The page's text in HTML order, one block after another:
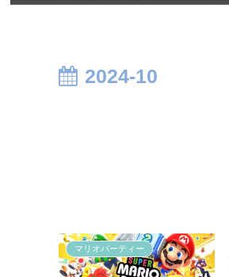
2024-10
マリオパーティー